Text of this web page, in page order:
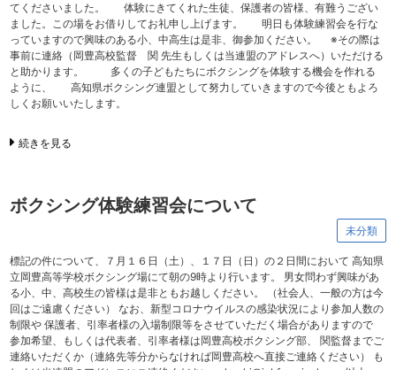
てくださいました。 体験にきてくれた生徒、保護者の皆様、有難うござい
ました。この場をお借りしてお礼申し上げます。 明日も体験練習会を行な
っていますので興味のある小、中高生は是非、御参加ください。 ※その際は
事前に連絡（岡豊高校監督 関 先生もしくは当連盟のアドレスへ）いただける
と助かります。 多くの子どもたちにボクシングを体験する機会を作れる
ように、 高知県ボクシング連盟として努力していきますので今後ともよろ
しくお願いいたします。
続きを見る
ボクシング体験練習会について
未分類
標記の件について、７月１６日（土）、１７日（日）の２日間において 高知県
立岡豊高等学校ボクシング場にて朝の9時より行います。 男女問わず興味があ
る小、中、高校生の皆様は是非ともお越しください。 （社会人、一般の方は今
回はご遠慮ください） なお、新型コロナウイルスの感染状況により参加人数の
制限や 保護者、引率者様の入場制限等をさせていただく場合がありますので
参加希望、もしくは代表者、引率者様は岡豊高校ボクシング部、 関監督までご
連絡いただくか（連絡先等分からなければ岡豊高校へ直接ご連絡ください） も